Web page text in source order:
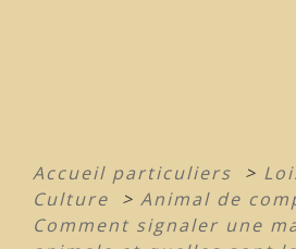
Accueil particuliers >
Culture
> Animal de
Comment signaler une